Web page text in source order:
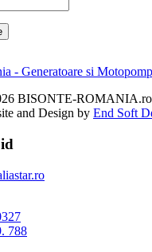
BISONTE-ROMANIA.ro
and Design by End Soft
788